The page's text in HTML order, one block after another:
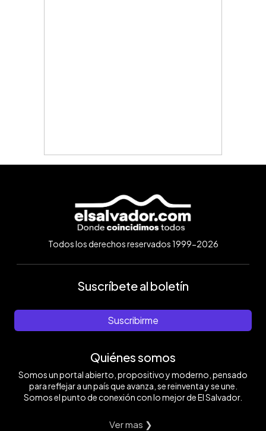
Todos los derechos reservados 1999-2026
Suscríbete al boletín
Suscribirme
Quiénes somos
Somos un portal abierto, propositivo y moderno, pensado
para reflejar a un país que avanza, se reinventa y se une.
Somos el punto de conexión con lo mejor de El Salvador.
Ver mas ❯